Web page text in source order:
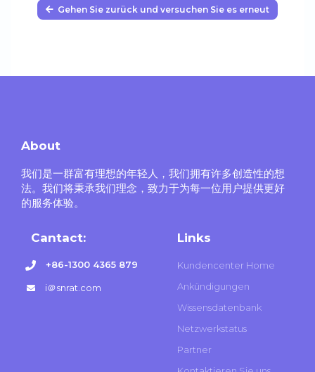
Gehen Sie zurück und versuchen Sie es erneut
About
我们是一群富有理想的年轻人，我们拥有许多创造性的想
法。我们将秉承我们理念，致力于为每一位用户提供更好
的服务体验。
Cantact:
+86-1300 4365 879
i＠snrat.com
Links
Kundencenter Home
Ankündigungen
Wissensdatenbank
Netzwerkstatus
Partner